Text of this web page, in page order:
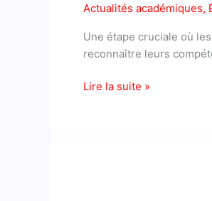
Actualités académiques,
Une étape cruciale où
reconnaître leurs
à
Lire la suite »